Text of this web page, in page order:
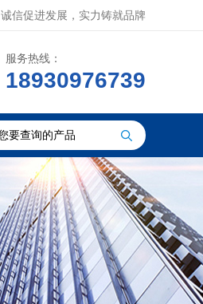
诚信促进发展，实力铸就品牌
服务热线：
18930976739